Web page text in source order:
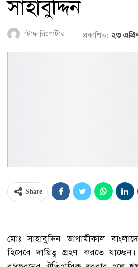
সাহাবুদ্দিন
স্টাফ রিপোর্টার প্রকাশিত: ২৩
Share
মোঃ সাহাবুদ্দিন আগামীকাল
হিসেবে দায়িত্ব গ্রহণ করতে